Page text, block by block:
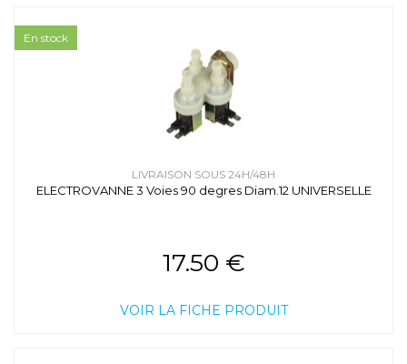
LIVRAISON SOUS 24H/48H
ELECTROVANNE 3 Voies 90 degres Diam.12 UNIVERSELLE
17.50 €
VOIR LA FICHE PRODUIT
En stock